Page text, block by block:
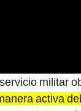
militar
activa